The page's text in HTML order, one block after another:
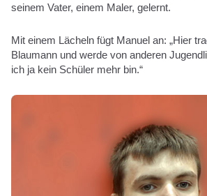
seinem Vater, einem Maler, gelernt.
Mit einem Lächeln fügt Manuel an: „Hier
Blaumann und werde von anderen
ich ja kein Schüler mehr bin.“